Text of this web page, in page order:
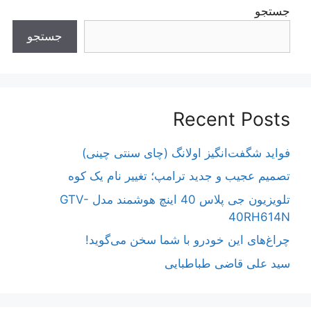
جستجو
جستجو
Recent Posts
فواید شگفت‌انگیز اولانگ (چای سنتی چینی)
تصمیم عجیب و جدید ترامپ؛ تغییر نام یک کوه
تلویزیون جی پلاس 40 اینچ هوشمند مدل GTV-
40RH614N
چراغ‌های این خودرو با شما سخن می‌گوید!
سید علی قاضی طباطبایی